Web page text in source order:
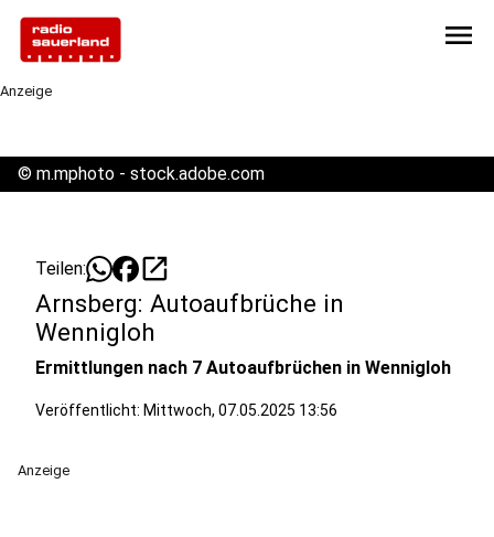
menu
Anzeige
© m.mphoto - stock.adobe.com
Teilen: open_in_new
Arnsberg: Autoaufbrüche in
Wennigloh
Ermittlungen nach 7 Autoaufbrüchen in Wennigloh
Veröffentlicht: Mittwoch, 07.05.2025 13:56
Anzeige